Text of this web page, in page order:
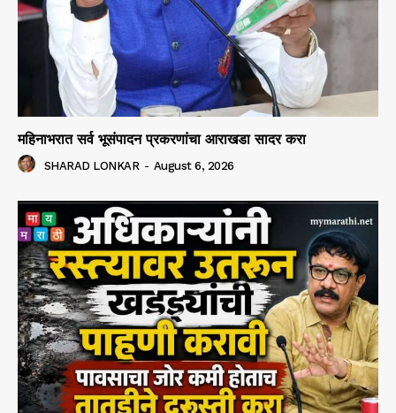
महिनाभरात सर्व भूसंपादन प्रकरणांचा आराखडा सादर करा
SHARAD LONKAR - August 6, 2026